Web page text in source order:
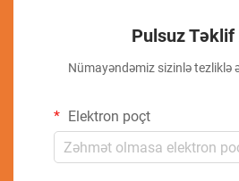
Pulsuz Təklif
Nümayəndəmiz sizinlə tezliklə
Elektron poçt